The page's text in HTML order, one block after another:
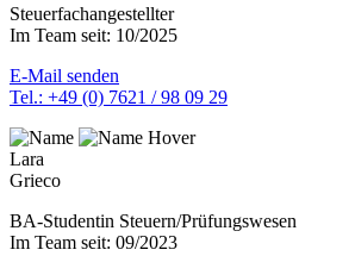
Steuerfachangestellter
Im Team seit: 10/2025
E-Mail senden
Tel.: +49 (0) 7621 / 98 09 29
Lara
Grieco
BA-Studentin Steuern/Prüfungswesen
Im Team seit: 09/2023